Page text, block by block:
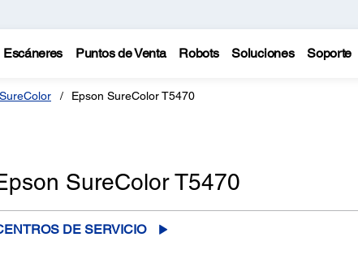
Escáneres Puntos de Venta Robots Soluciones Soporte
Epson SureColor T5470
SureColor T5470
DE SERVICIO